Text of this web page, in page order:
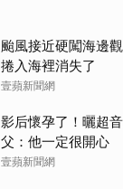
颱風接近硬闖海邊
捲入海裡消失了
壹蘋新聞網
影后懷孕了！曬超
父：他一定很開心
壹蘋新聞網
取消